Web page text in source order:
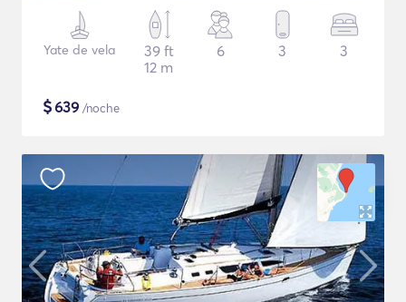
Yate de vela
39 ft
12 m
6 3 3
$639 /noche